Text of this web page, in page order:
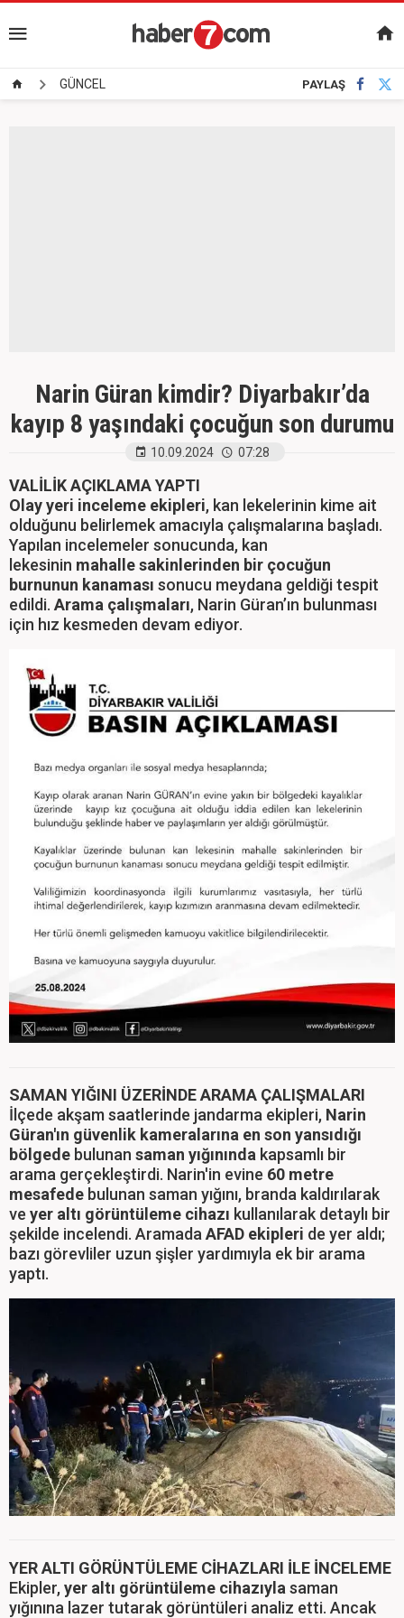
GÜNCEL PAYLAŞ
Narin Güran kimdir? Diyarbakır’da
kayıp 8 yaşındaki çocuğun son durumu
10.09.2024 07:28
VALİLİK AÇIKLAMA YAPTI
Olay yeri inceleme ekipleri, kan lekelerinin kime ait
olduğunu belirlemek amacıyla çalışmalarına başladı.
Yapılan incelemeler sonucunda, kan
lekesinin mahalle sakinlerinden bir çocuğun
burnunun kanaması sonucu meydana geldiği tespit
edildi. Arama çalışmaları, Narin Güran’ın bulunması
için hız kesmeden devam ediyor.
SAMAN YIĞINI ÜZERİNDE ARAMA ÇALIŞMALARI
İlçede akşam saatlerinde jandarma ekipleri, Narin
Güran'ın güvenlik kameralarına en son yansıdığı
bölgede bulunan saman yığınında kapsamlı bir
arama gerçekleştirdi. Narin'in evine 60 metre
mesafede bulunan saman yığını, branda kaldırılarak
ve yer altı görüntüleme cihazı kullanılarak detaylı bir
şekilde incelendi. Aramada AFAD ekipleri de yer aldı;
bazı görevliler uzun şişler yardımıyla ek bir arama
yaptı.
YER ALTI GÖRÜNTÜLEME CİHAZLARI İLE İNCELEME
Ekipler,yer altı görüntüleme cihazıyla saman
yığınına lazer tutarak görüntüleri analiz etti. Ancak